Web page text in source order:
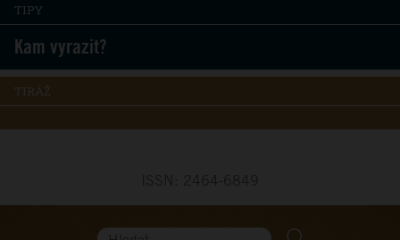
TIPY
Kam vyrazit?
TIRÁŽ